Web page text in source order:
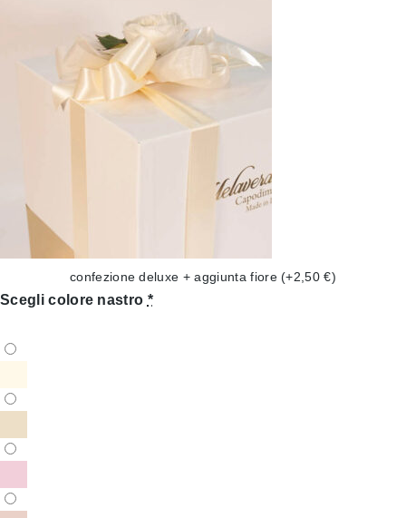
confezione deluxe + aggiunta fiore(+2,50 €)
Scegli colore nastro *